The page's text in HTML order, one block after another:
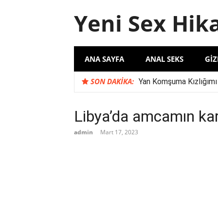
Yeni Sex
ANA SAYFA ANAL SEKS
SON DAKIKA: Yan Komşuma
Komşu İlişkilerinde Şule
‘Evli Çift ile Yaşadığım
Libya’da amcamın
admin Mart 17, 2023